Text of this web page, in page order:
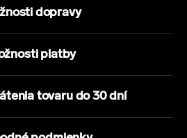
dopravy
platby
tovaru do 30 dní